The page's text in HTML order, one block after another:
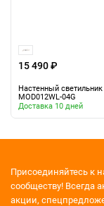
15 490 ₽
Настенный светильник
MOD012WL-04G
Доставка 10 дней
Присоединяйтесь к
сообществу! Всегда
акции,